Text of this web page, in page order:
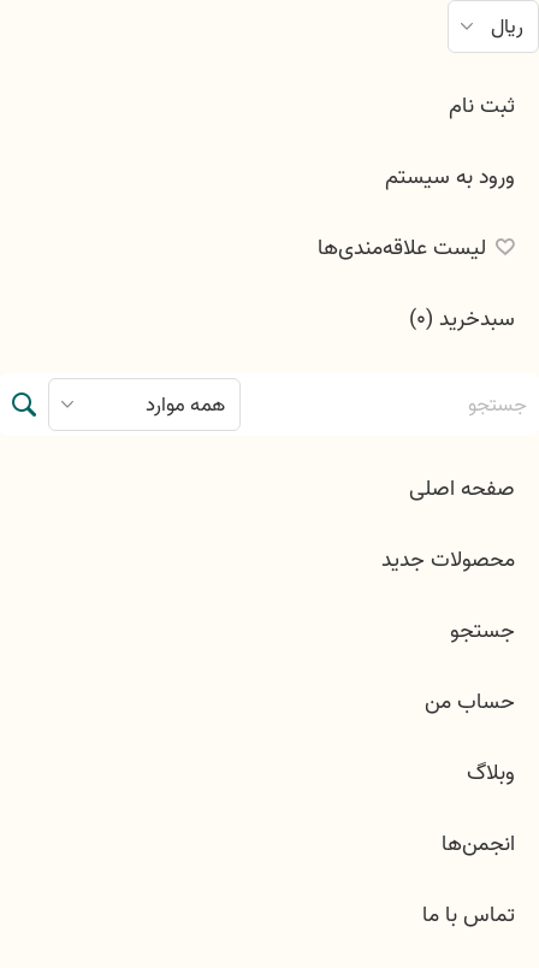
ثبت نام
ورود به سیستم
لیست علاقه‌مندی‌ها
سبدخرید (0)
صفحه اصلی
محصولات جدید
جستجو
حساب من
وبلاگ
انجمن‌ها
تماس با ما